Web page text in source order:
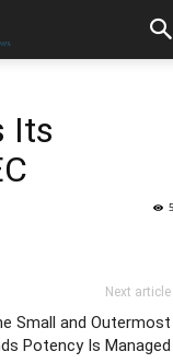
Its
Next article
Small and Outermost
Potency Is Managed